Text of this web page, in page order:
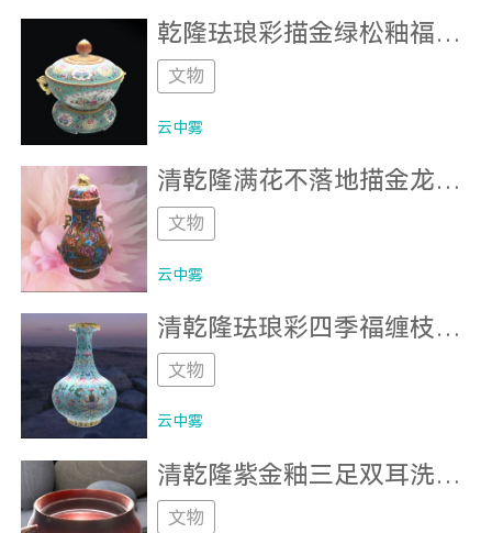
乾隆珐琅彩描金绿松釉福寿龙耳盅（东莞老李）
文物
云中雾
清乾隆满花不落地描金龙凤纹四耳金蟾纽尊（曹纳维）
文物
云中雾
清乾隆珐琅彩四季福缠枝花卷沿瓶（曹纳维）
文物
云中雾
清乾隆紫金釉三足双耳洗（侯南）
文物